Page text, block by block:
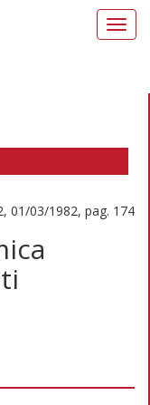
01/03/1982, pag. 174